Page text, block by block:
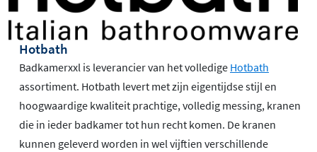
Hotbath
Badkamerxxl is leverancier van het volledige Hotbath
assortiment. Hotbath levert met zijn eigentijdse stijl en
hoogwaardige kwaliteit prachtige, volledig messing, kranen
die in ieder badkamer tot hun recht komen. De kranen
kunnen geleverd worden in wel vijftien verschillende